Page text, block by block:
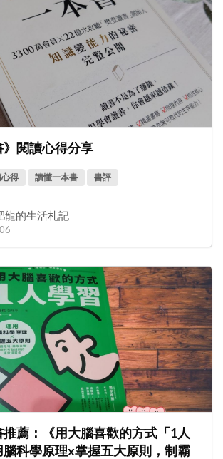
》閱讀心得分享
得 讀懂一本書 書評
龍的生活札記
推薦：《用大腦喜歡的方式「1人
科學原理x掌握五大原則，制霸